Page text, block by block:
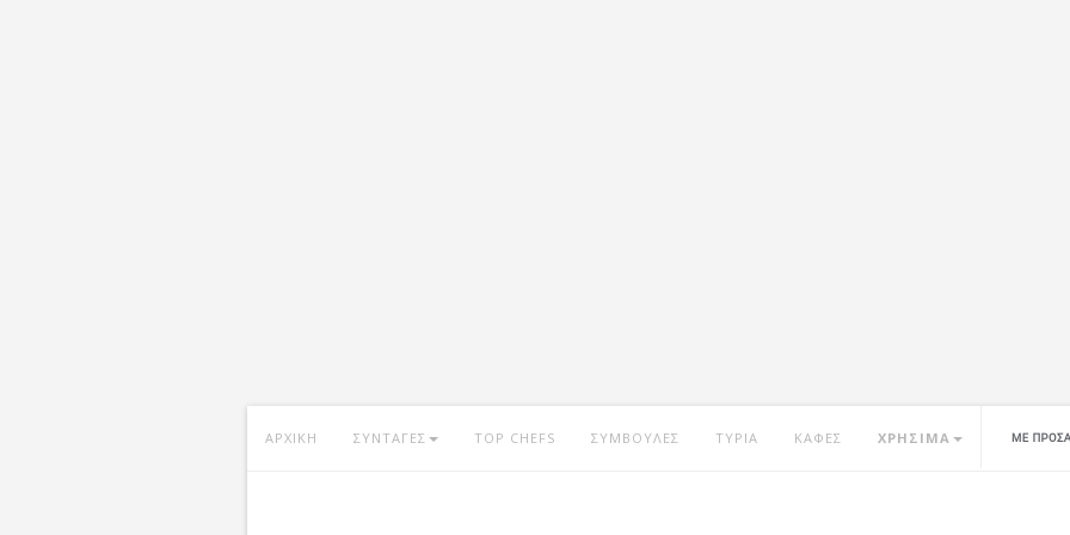
ΑΡΧΙΚΗ ΣΥΝΤΑΓΕΣ TOP CHEFS ΣΥΜΒΟΥΛΕΣ ΤΥΡΙΑ ΚΑΦΕΣ ΧΡΗΣΙΜΑ